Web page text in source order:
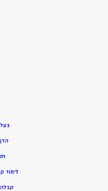
לימוד
ק